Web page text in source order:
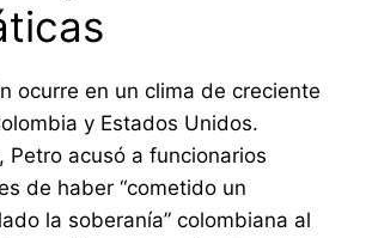
ocurre en un clima de creciente
y Estados Unidos.
Petro acusó a funcionarios
de haber “cometido un
la soberanía” colombiana al